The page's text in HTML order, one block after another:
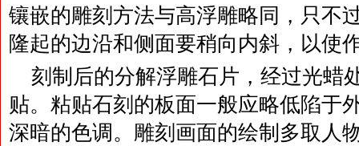
镶嵌的雕刻方法与高浮雕略同，只不
隆起的边沿和侧面要稍向内斜，以使
刻制后的分解浮雕石片，经过光蜡
贴。粘贴石刻的板面一般应略低陷于
深暗的色调。雕刻画面的绘制多取人